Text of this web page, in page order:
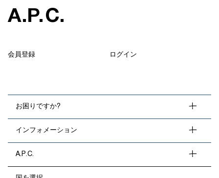
A.P.C.
会員登録 ログイン
お困りですか?
インフォメーション
A.P.C.